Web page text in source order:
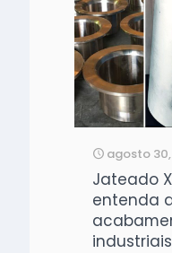
agosto
Jateado
entenda
industriais